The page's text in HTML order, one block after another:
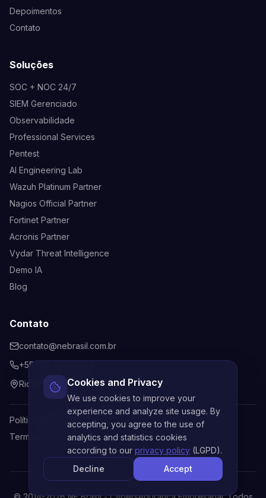
Depoimentos
Contato
Soluções
SOC + NOC 24/7
SIEM Gerenciado
Observabilidade
Professional Services
Pentest
AI Engineering Lab
Wazuh Platinum Partner
Nagios Official Partner
Fortinet Partner
Acronis Partner
Vydar Threat Intelligence
Demo IA
Blog
Contato
contato@nebrasil.com.br
+55 (21) 3170-4529
Rio de Janeiro, Brasil
Política de Privacidade
Termos de Uso
Cookies and Privacy
We use cookies to improve your
experience and analyze site usage. By
accepting, you agree to the use of
analytics and statistics cookies
according to our privacy policy (LGPD).
Decline
Accept